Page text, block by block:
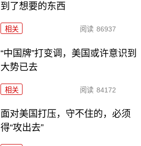
到了想要的东西
相关 阅读 86937
“中国牌”打变调，美国或许意识到
大势已去
相关 阅读 84172
面对美国打压，守不住的，必须
得“攻出去”